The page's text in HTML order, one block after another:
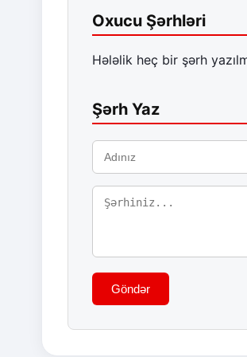
Oxucu Şərhləri
Hələlik heç bir şərh
Şərh Yaz
Göndər